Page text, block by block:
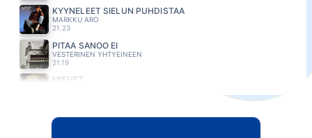
KYYNELEET SIELUN PUHDISTAA
MARKKU ARO
21.23
PITÄÄ SANOO EI
VESTERINEN YHTYEINEEN
21.19
MIEHET
DENVER JOHN